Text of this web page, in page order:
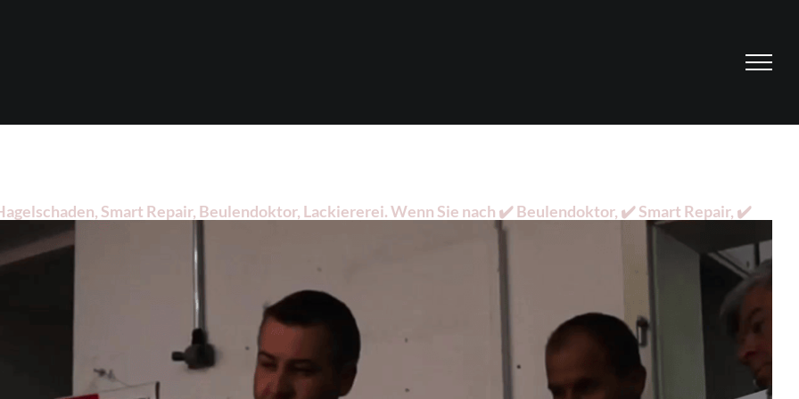
Smart Repair, Beulendoktor, Lackiererei. Wenn Sie nach ✔️ Beulendoktor, ✔️ Smart Repair, ✔️
gesucht haben: ➡️ Dellentechnik-Mesenez, Ihr Dellenprofi. Melden Sie sich bei uns ✉.